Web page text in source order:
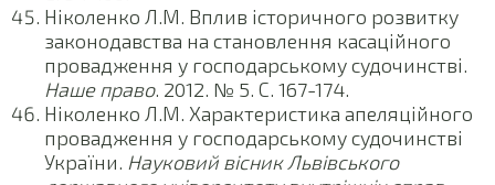
Ніколенко Л.М. Вплив історичного розвитку
законодавства на становлення касаційного
провадження у господарському судочинстві.
Наше право. 2012. № 5. С. 167-174.
Ніколенко Л.М. Характеристика апеляційного
провадження у господарському судочинстві
України. Науковий вісник Львівського